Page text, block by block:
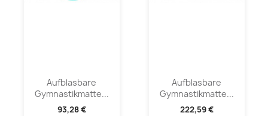
Aufblasbare
Gymnastikmatte...
93,28 €
Aufblasbare
Gymnastikmatte...
222,59 €